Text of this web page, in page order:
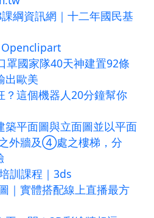
綱資訊網｜十二年國民基
罩國家隊40天神建置92條
出歐美
？這個機器人20分鐘幫你
築平面圖與立面圖並以平面
外牆及④處之樓梯，分
訓課程｜3ds
｜實體搭配線上直播最方